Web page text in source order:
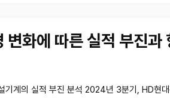
화에 따른 실적 부진과
기계의 실적 부진 분석 2024년 3분기, HD현